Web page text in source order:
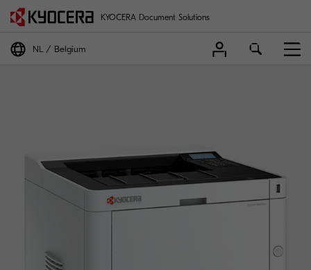
KYOCERA Document Solutions
NL Belgium